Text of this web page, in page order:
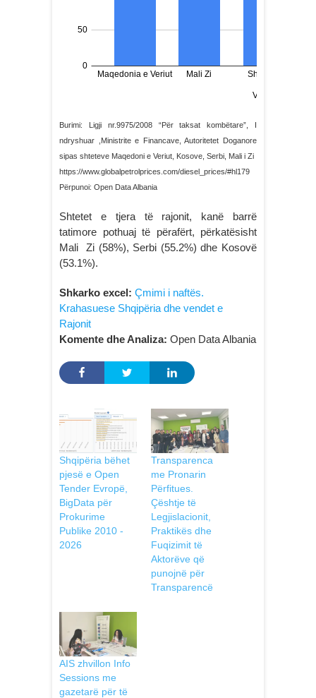
Burimi: Ligji nr.9975/2008 “Për taksat kombëtare”, I
ndryshuar ,Ministrite e Financave, Autoritetet Doganore
sipas shteteve Maqedoni e Veriut, Kosove, Serbi, Mali i Zi
https://www.globalpetrolprices.com/diesel_prices/#hl179
Përpunoi: Open Data Albania
Shtetet e tjera të rajonit, kanë barrë
tatimore pothuaj të përafërt, përkatësisht
Mali Zi (58%), Serbi (55.2%) dhe Kosovë
(53.1%).
Shkarko excel: Çmimi i naftës.
Krahasuese Shqipëria dhe vendet e
Rajonit
Komente dhe Analiza: Open Data Albania
Shqipëria bëhet
pjesë e Open
Tender Evropë,
BigData për
Prokurime
Publike 2010 -
2026
Transparenca
me Pronarin
Përfitues.
Çështje të
Legjislacionit,
Praktikës dhe
Fuqizimit të
Aktorëve që
punojnë pёr
Transparencë
AIS zhvillon Info
Sessions me
gazetarë për të